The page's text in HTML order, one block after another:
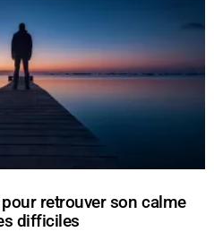
retrouver son calme
difficiles